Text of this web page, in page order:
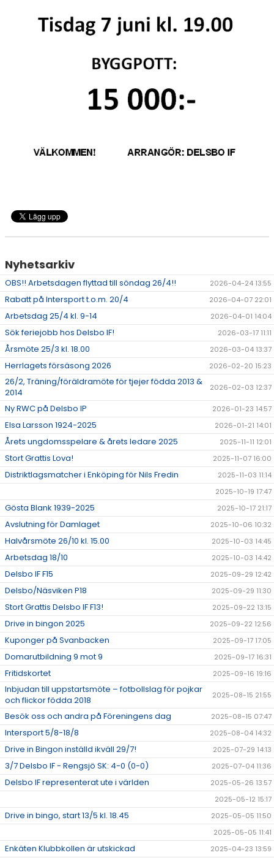
Nyhetsarkiv
OBS!! Arbetsdagen flyttad till söndag 26/4!! 2026-04-24 13:55
Rabatt på Intersport t.o.m. 20/4 2026-04-07 22:01
Arbetsdag 25/4 kl. 9-14 2026-04-01 14:04
Sök feriejobb hos Delsbo IF! 2026-03-17 11:11
Årsmöte 25/3 kl. 18.00 2026-03-04 13:37
Herrlagets försäsong 2026 2026-02-20 15:23
26/2, Träning/föräldramöte för tjejer födda 2013 &
2014
2026-02-03 12:37
Ny RWC på Delsbo IP 2026-01-23 14:57
Elsa Larsson 1924-2025 2026-01-21 14:01
Årets ungdomsspelare & årets ledare 2025 2025-11-11 12:01
Stort Grattis Lova! 2025-11-07 16:00
Distriktlagsmatcher i Enköping för Nils Fredin
2025-11-03 11:14
2025-10-19 17:47
Gösta Blank 1939-2025 2025-10-17 21:17
Avslutning för Damlaget 2025-10-06 10:32
Halvårsmöte 26/10 kl. 15.00 2025-10-03 14:45
Arbetsdag 18/10 2025-10-03 14:42
Delsbo IF F15 2025-09-29 12:42
Delsbo/Näsviken P18 2025-09-29 11:30
Stort Grattis Delsbo IF F13! 2025-09-22 13:15
Drive in bingon 2025 2025-09-22 12:56
Kuponger på Svanbacken 2025-09-17 17:05
Domarutbildning 9 mot 9 2025-09-17 16:31
Fritidskortet 2025-09-16 19:16
Inbjudan till uppstartsmöte – fotbollslag för pojkar
och flickor födda 2018
2025-08-15 21:55
Besök oss och andra på Föreningens dag 2025-08-15 07:47
Intersport 5/8-18/8 2025-08-04 14:32
Drive in Bingon inställd ikväll 29/7! 2025-07-29 14:13
3/7 Delsbo IF - Rengsjö SK: 4-0 (0-0) 2025-07-04 11:36
Delsbo IF representerat ute i världen
2025-05-26 13:57
2025-05-12 15:17
Drive in bingo, start 13/5 kl. 18.45
2025-05-05 11:50
2025-05-05 11:41
Enkäten Klubbkollen är utskickad 2025-04-23 13:59